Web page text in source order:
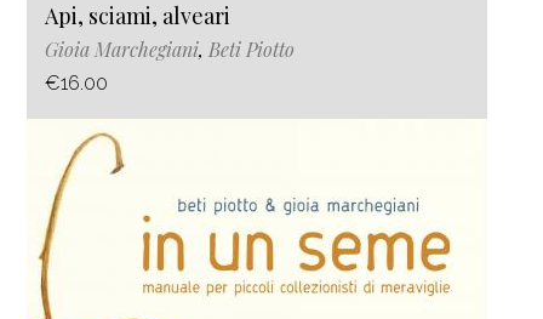
Api, sciami, alveari
Gioia Marchegiani, Beti Piotto
€16.00